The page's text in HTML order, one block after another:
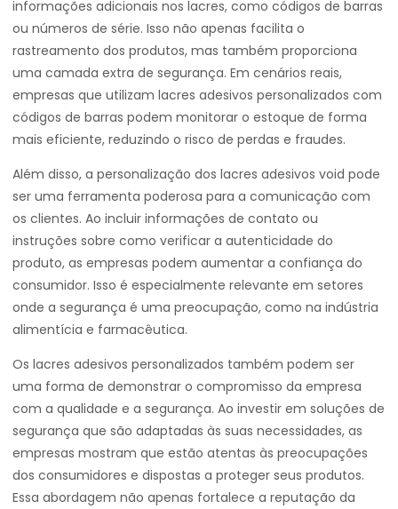
informações adicionais nos lacres, como códigos de barras
ou números de série. Isso não apenas facilita o
rastreamento dos produtos, mas também proporciona
uma camada extra de segurança. Em cenários reais,
empresas que utilizam lacres adesivos personalizados com
códigos de barras podem monitorar o estoque de forma
mais eficiente, reduzindo o risco de perdas e fraudes.
Além disso, a personalização dos lacres adesivos void pode
ser uma ferramenta poderosa para a comunicação com
os clientes. Ao incluir informações de contato ou
instruções sobre como verificar a autenticidade do
produto, as empresas podem aumentar a confiança do
consumidor. Isso é especialmente relevante em setores
onde a segurança é uma preocupação, como na indústria
alimentícia e farmacêutica.
Os lacres adesivos personalizados também podem ser
uma forma de demonstrar o compromisso da empresa
com a qualidade e a segurança. Ao investir em soluções de
segurança que são adaptadas às suas necessidades, as
empresas mostram que estão atentas às preocupações
dos consumidores e dispostas a proteger seus produtos.
Essa abordagem não apenas fortalece a reputação da